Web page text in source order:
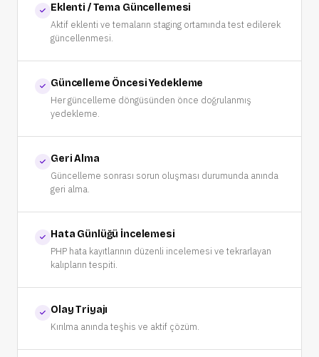
Eklenti / Tema Güncellemesi
Aktif eklenti ve temaların staging ortamında test edilerek
güncellenmesi.
Güncelleme Öncesi Yedekleme
Her güncelleme döngüsünden önce doğrulanmış
yedekleme.
Geri Alma
Güncelleme sonrası sorun oluşması durumunda anında
geri alma.
Hata Günlüğü İncelemesi
PHP hata kayıtlarının düzenli incelemesi ve tekrarlayan
kalıpların tespiti.
Olay Triyajı
Kırılma anında teşhis ve aktif çözüm.